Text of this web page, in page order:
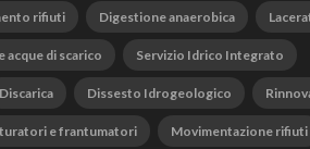
rifiuti Digestione anaerobica
acque di scarico Servizio Idrico Integrato
Discarica Dissesto Idrogeologico
e frantumatori Movimentazione rifiuti